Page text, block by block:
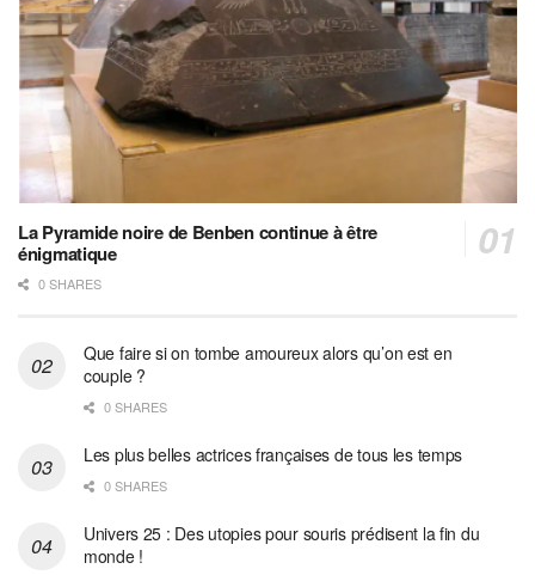
La Pyramide noire de Benben continue à être
énigmatique
0 SHARES
Que faire si on tombe amoureux alors qu’on est en
couple ?
0 SHARES
Les plus belles actrices françaises de tous les temps
0 SHARES
Univers 25 : Des utopies pour souris prédisent la fin du
monde !